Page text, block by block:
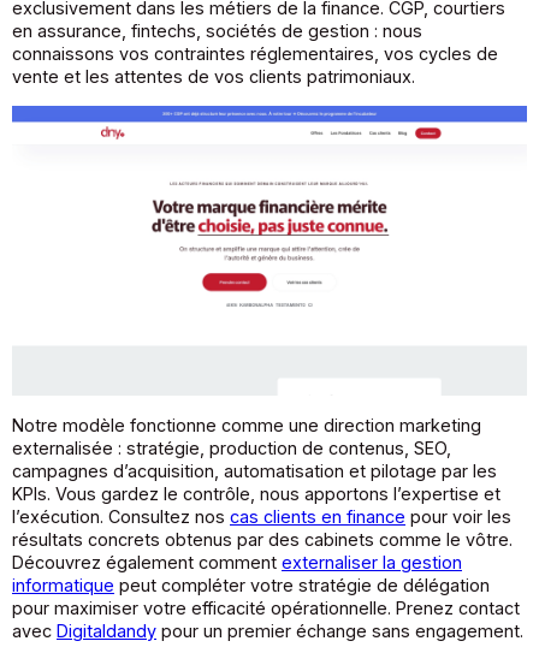
exclusivement dans les métiers de la finance. CGP, courtiers
en assurance, fintechs, sociétés de gestion : nous
connaissons vos contraintes réglementaires, vos cycles de
vente et les attentes de vos clients patrimoniaux.
Notre modèle fonctionne comme une direction marketing
externalisée : stratégie, production de contenus, SEO,
campagnes d’acquisition, automatisation et pilotage par les
KPIs. Vous gardez le contrôle, nous apportons l’expertise et
l’exécution. Consultez nos cas clients en finance pour voir les
résultats concrets obtenus par des cabinets comme le vôtre.
Découvrez également comment externaliser la gestion
informatique peut compléter votre stratégie de délégation
pour maximiser votre efficacité opérationnelle. Prenez contact
avec Digitaldandy pour un premier échange sans engagement.